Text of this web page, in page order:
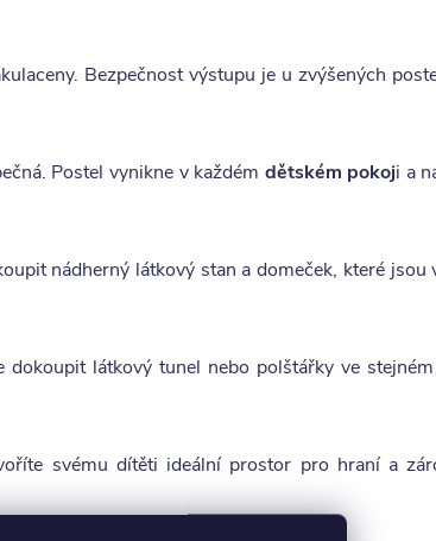
Bezpečnost výstupu je u zvýšených
Postel vynikne v každém dětském pokoji a
nádherný látkový stan a domeček, které jsou
látkový tunel nebo polštářky ve
svému dítěti ideální prostor pro hraní a